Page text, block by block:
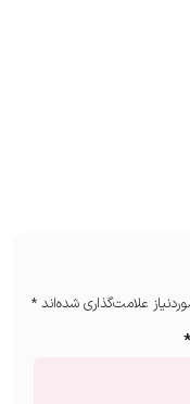
علامت‌گذاری شده‌اند*